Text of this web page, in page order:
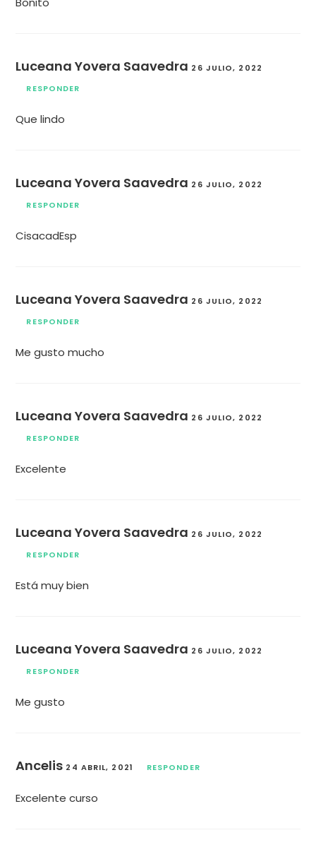
Luceana Yovera Saavedra 26 JULIO, 2022
RESPONDER
Que lindo
Luceana Yovera Saavedra 26 JULIO, 2022
RESPONDER
CisacadEsp
Luceana Yovera Saavedra 26 JULIO, 2022
RESPONDER
Me gusto mucho
Luceana Yovera Saavedra 26 JULIO, 2022
RESPONDER
Excelente
Luceana Yovera Saavedra 26 JULIO, 2022
RESPONDER
Está muy bien
Luceana Yovera Saavedra 26 JULIO, 2022
RESPONDER
Me gusto
Ancelis 24 ABRIL, 2021 RESPONDER
Excelente curso